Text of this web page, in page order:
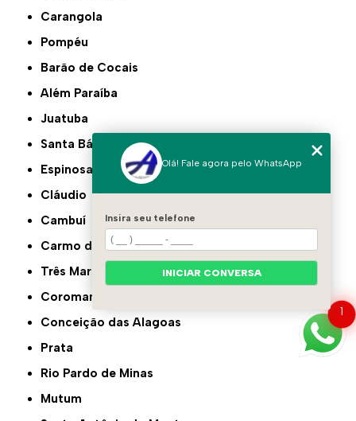
Carangola
Pompéu
Barão de Cocais
Além Paraíba
Juatuba
Santa Bárbara
Espinosa
Cláudio
Cambuí
Carmo do Paranaíba
Três Marias
Coromandel
Conceição das Alagoas
Prata
Rio Pardo de Minas
Mutum
1
Olá! Fale agora pelo WhatsApp
Insira seu telefone
INICIAR CONVERSA